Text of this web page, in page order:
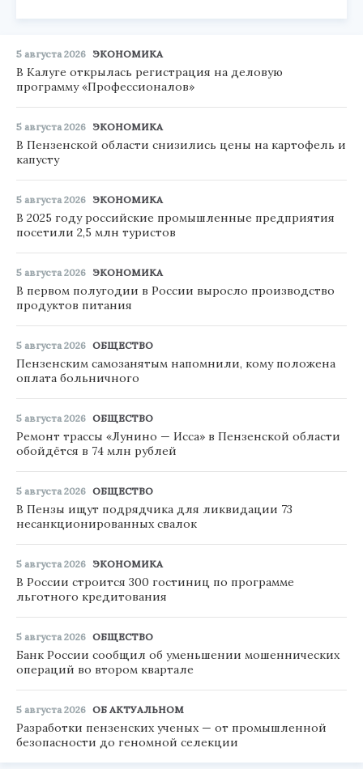
5 августа 2026 ЭКОНОМИКА
В Калуге открылась регистрация на деловую
программу «Профессионалов»
5 августа 2026 ЭКОНОМИКА
В Пензенской области снизились цены на картофель и
капусту
5 августа 2026 ЭКОНОМИКА
В 2025 году российские промышленные предприятия
посетили 2,5 млн туристов
5 августа 2026 ЭКОНОМИКА
В первом полугодии в России выросло производство
продуктов питания
5 августа 2026 ОБЩЕСТВО
Пензенским самозанятым напомнили, кому положена
оплата больничного
5 августа 2026 ОБЩЕСТВО
Ремонт трассы «Лунино — Исса» в Пензенской области
обойдётся в 74 млн рублей
5 августа 2026 ОБЩЕСТВО
В Пензы ищут подрядчика для ликвидации 73
несанкционированных свалок
5 августа 2026 ЭКОНОМИКА
В России строится 300 гостиниц по программе
льготного кредитования
5 августа 2026 ОБЩЕСТВО
Банк России сообщил об уменьшении мошеннических
операций во втором квартале
5 августа 2026 ОБ АКТУАЛЬНОМ
Разработки пензенских ученых — от промышленной
безопасности до геномной селекции